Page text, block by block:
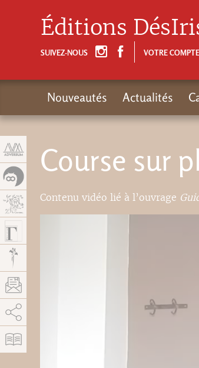
Course sur
Contenu vidéo lié à l’ouvrage
Éditions
SUIVEZ-NOUS VOTRE COMPTE
Nouveautés Actualités